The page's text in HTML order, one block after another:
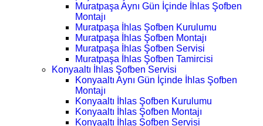
Muratpaşa Aynı Gün İçinde İhlas Şofben
Montajı
Muratpaşa İhlas Şofben Kurulumu
Muratpaşa İhlas Şofben Montajı
Muratpaşa İhlas Şofben Servisi
Muratpaşa İhlas Şofben Tamircisi
Konyaaltı İhlas Şofben Servisi
Konyaaltı Aynı Gün İçinde İhlas Şofben
Montajı
Konyaaltı İhlas Şofben Kurulumu
Konyaaltı İhlas Şofben Montajı
Konyaaltı İhlas Şofben Servisi